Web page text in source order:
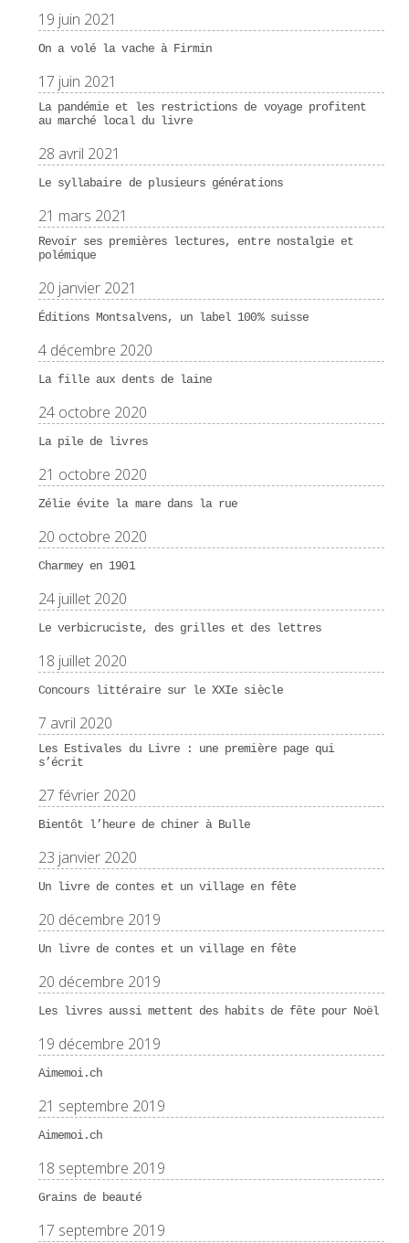
19 juin 2021
On a volé la vache à Firmin
17 juin 2021
La pandémie et les restrictions de voyage profitent
au marché local du livre
28 avril 2021
Le syllabaire de plusieurs générations
21 mars 2021
Revoir ses premières lectures, entre nostalgie et
polémique
20 janvier 2021
Éditions Montsalvens, un label 100% suisse
4 décembre 2020
La fille aux dents de laine
24 octobre 2020
La pile de livres
21 octobre 2020
Zélie évite la mare dans la rue
20 octobre 2020
Charmey en 1901
24 juillet 2020
Le verbicruciste, des grilles et des lettres
18 juillet 2020
Concours littéraire sur le XXIe siècle
7 avril 2020
Les Estivales du Livre : une première page qui
s’écrit
27 février 2020
Bientôt l’heure de chiner à Bulle
23 janvier 2020
Un livre de contes et un village en fête
20 décembre 2019
Un livre de contes et un village en fête
20 décembre 2019
Les livres aussi mettent des habits de fête pour Noël
19 décembre 2019
Aimemoi.ch
21 septembre 2019
Aimemoi.ch
18 septembre 2019
Grains de beauté
17 septembre 2019